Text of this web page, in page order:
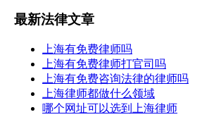
最新法律文章
上海有免费律师吗
上海有免费律师打官司吗
上海有免费咨询法律的律师吗
上海律师都做什么领域
哪个网址可以选到上海律师